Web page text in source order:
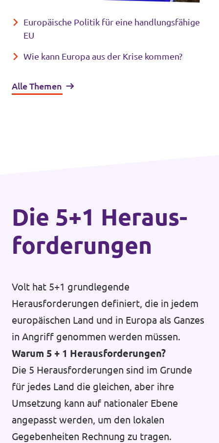
Europäische Politik für eine handlungsfähige
EU
Wie kann Europa aus der Krise kommen?
Alle Themen
Die 5+1 Heraus­
forderungen
Volt hat 5+1 grundlegende
Herausforderungen definiert, die in jedem
europäischen Land und in Europa als Ganzes
in Angriff genommen werden müssen.
Warum 5 + 1 Herausforderungen?
Die 5 Herausforderungen sind im Grunde
für jedes Land die gleichen, aber ihre
Umsetzung kann auf nationaler Ebene
angepasst werden, um den lokalen
Gegebenheiten Rechnung zu tragen.